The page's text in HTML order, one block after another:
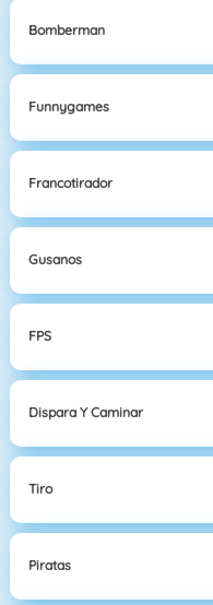
Bomberman
Funnygames
Francotirador
Gusanos
FPS
Dispara Y Caminar
Tiro
Piratas